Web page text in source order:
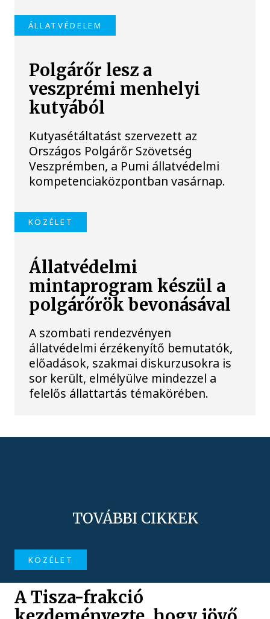
ÁLLATVÉDELEM
Polgárőr lesz a
veszprémi menhelyi
kutyából
Kutyasétáltatást szervezett az
Országos Polgárőr Szövetség
Veszprémben, a Pumi állatvédelmi
kompetenciaközpontban vasárnap.
KÖZÉLET
Állatvédelmi
mintaprogram készül a
polgárőrök bevonásával
A szombati rendezvényen
állatvédelmi érzékenyítő bemutatók,
előadások, szakmai diskurzusokra is
sor került, elmélyülve mindezzel a
felelős állattartás témakörében.
TOVÁBBI CIKKEK
KÖZÉLET
A Tisza-frakció